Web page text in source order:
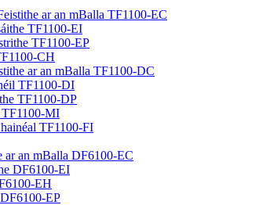
ar an mBalla TF1100-EC
TF1100-EI
TF1100-EP
CH
ar an mBalla TF1100-DC
TF1100-DI
TF1100-DP
TF1100-MI
TF1100-FI
ar an mBalla DF6100-EC
DF6100-EI
EH
EP